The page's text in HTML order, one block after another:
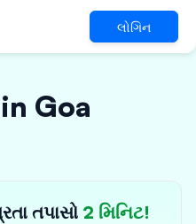
લોગિન
Goa
તપાસો 2 મિનિટ!